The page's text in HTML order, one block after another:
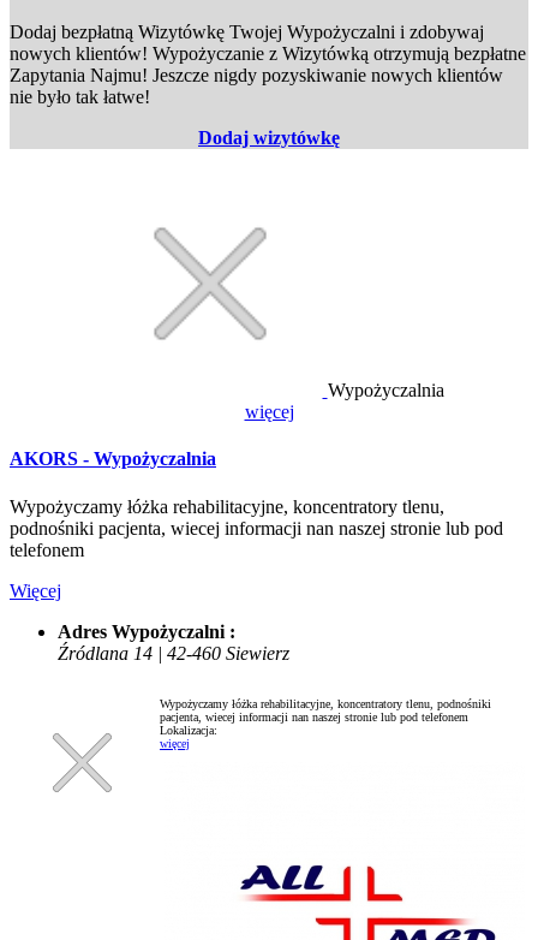
Dodaj bezpłatną Wizytówkę Twojej Wypożyczalni i zdobywaj
nowych klientów! Wypożyczanie z Wizytówką otrzymują bezpłatne
Zapytania Najmu! Jeszcze nigdy pozyskiwanie nowych klientów
nie było tak łatwe!
Dodaj wizytówkę
Wypożyczalnia
więcej
AKORS - Wypożyczalnia
Wypożyczamy łóżka rehabilitacyjne, koncentratory tlenu,
podnośniki pacjenta, wiecej informacji nan naszej stronie lub pod
telefonem
Więcej
Adres Wypożyczalni :
Źródlana 14 | 42-460 Siewierz
Wypożyczamy łóżka rehabilitacyjne, koncentratory tlenu, podnośniki
pacjenta, wiecej informacji nan naszej stronie lub pod telefonem
Lokalizacja:
więcej